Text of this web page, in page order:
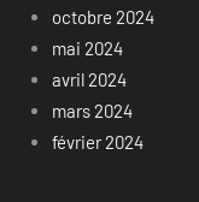
octobre 2024
mai 2024
avril 2024
mars 2024
février 2024